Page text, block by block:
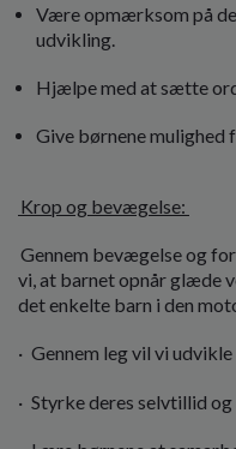
Være opmærksom på
udvikling.
Hjælpe med at sætte
Give børnene mulighed
Krop og bevægelse:
Gennem bevægelse og
vi, at barnet opnår glæde
det enkelte barn i den
· Gennem leg vil vi
· Styrke deres selvtillid